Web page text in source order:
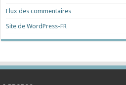
Flux des commentaires
Site de WordPress-FR